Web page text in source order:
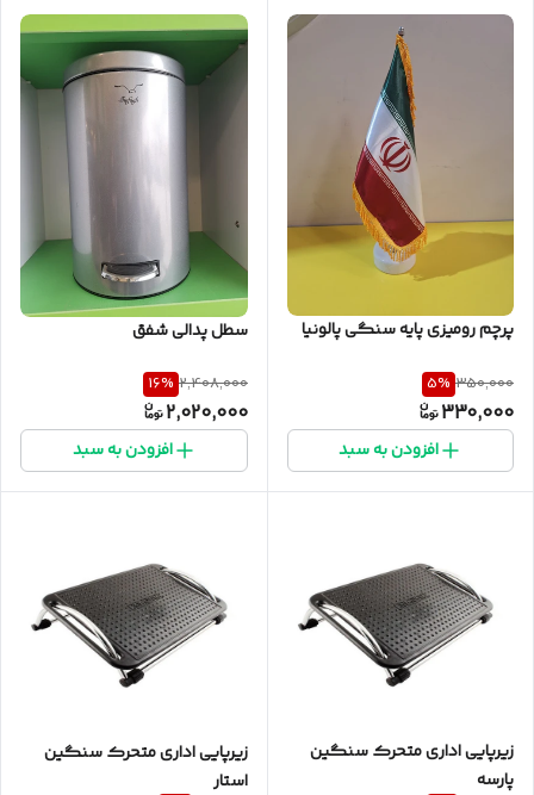
پرچم رومیزی پایه سنگی پالونیا
350,000
5%
330,000
افزودن به سبد
سطل پدالی شفق
2,408,000
16%
2,020,000
افزودن به سبد
زیرپایی اداری متحرک سنگین
پارسه
زیرپایی اداری متحرک سنگین
استار